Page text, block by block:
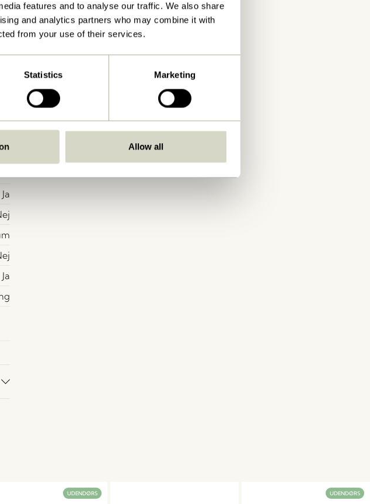
features and to analyse our traffic. We also share
and analytics partners who may combine it with
from your use of their services.
Statistics Marketing
Allow all
Ja
Ja
Ja
UDENDØRS UDENDØRS